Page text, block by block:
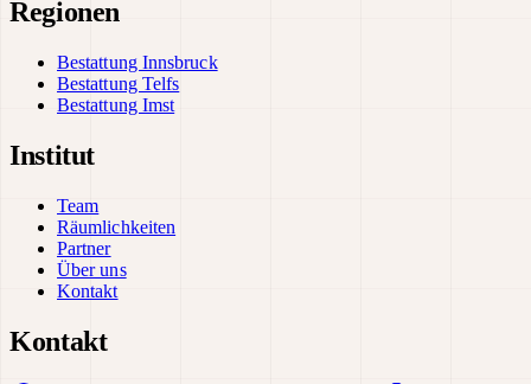
Regionen
Bestattung Innsbruck
Bestattung Telfs
Bestattung Imst
Institut
Team
Räumlichkeiten
Partner
Über uns
Kontakt
Kontakt